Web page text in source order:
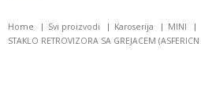
Home Svi proizvodi Karoserija MINI
STAKLO RETROVIZORA SA GREJACEM (ASFERICN